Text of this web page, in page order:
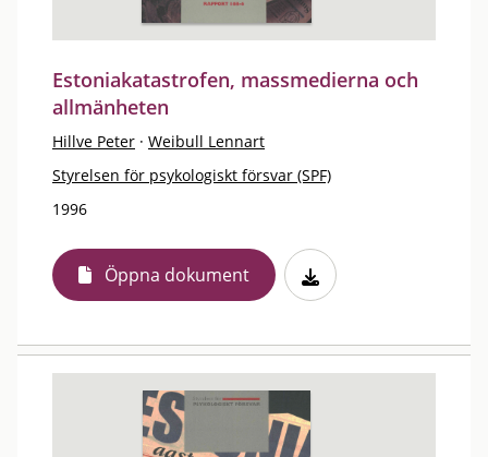
Estoniakatastrofen, massmedierna och
allmänheten
Hillve Peter · Weibull Lennart
Styrelsen för psykologiskt försvar (SPF)
1996
Öppna dokument